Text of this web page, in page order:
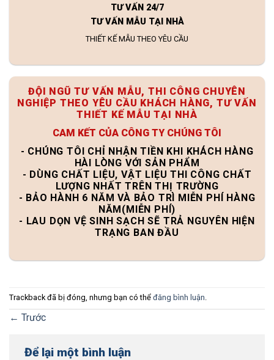
TƯ VẤN 24/7
TƯ VẤN MẪU TẠI NHÀ
THIẾT KẾ MẪU THEO YÊU CẦU
ĐỘI NGŨ TƯ VẤN MẪU, THI CÔNG CHUYÊN
NGHIỆP THEO YÊU CẦU KHÁCH HÀNG, TƯ VẤN
THIẾT KẾ MẪU TẠI NHÀ
CAM KẾT CỦA CÔNG TY CHÚNG TÔI
- CHÚNG TÔI CHỈ NHẬN TIỀN KHI KHÁCH HÀNG
HÀI LÒNG VỚI SẢN PHẨM
- DÙNG CHẤT LIỆU, VẬT LIỆU THI CÔNG CHẤT
LƯỢNG NHẤT TRÊN THỊ TRƯỜNG
- BẢO HÀNH 6 NĂM VÀ BẢO TRÌ MIỄN PHÍ HÀNG
NĂM(MIỄN PHÍ)
- LAU DỌN VỆ SINH SẠCH SẼ TRẢ NGUYÊN HIỆN
TRẠNG BAN ĐẦU
Trackback đã bị đóng, nhưng bạn có thể đăng bình luận.
← Trước
Để lại một bình luận